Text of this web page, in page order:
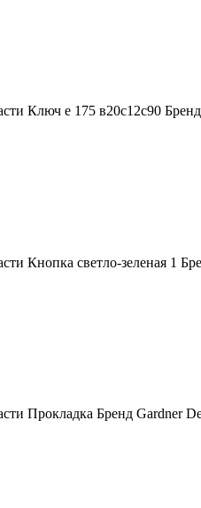
Ключ е 175 в20с12с90
Кнопка светло-зеленая 1
Прокладка Бренд Gardner